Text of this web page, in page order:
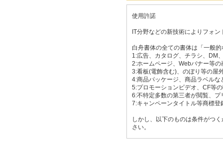
使用許諾
IT分野などの新技術によりフォ
白舟書体の全ての書体は「一般
1:広告、カタログ、チラシ、DM
2:ホームページ、Webバナー等
3:看板(電飾含む)、のぼり等の屋
4:商品パッケージ、商品ラベルな
5:プロモーションビデオ、CF等
6:不特定多数の第三者が閲覧、
7:キャンペーンタイトル等商標登
しかし、以下のものは条件がつ
さい。